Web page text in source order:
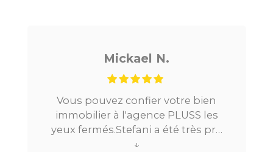
Mickael N.
Vous pouvez confier votre bien
immobilier à l'agence PLUSS les
yeux fermés.Stefani a été très pro
tout au long du processus.Très
↓